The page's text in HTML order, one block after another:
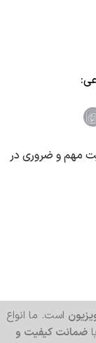
مهم و ضروری در
است. ما انواع
ضمانت کیفیت و